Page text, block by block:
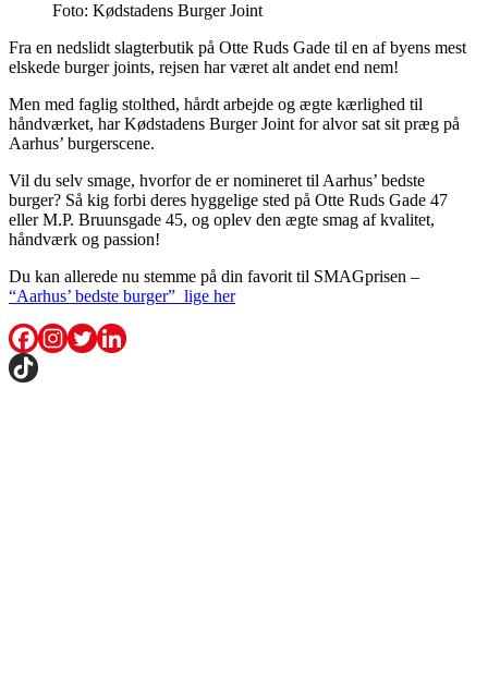
Foto: Kødstadens Burger Joint
Fra en nedslidt slagterbutik på Otte Ruds Gade til en af byens mest
elskede burger joints, rejsen har været alt andet end nem!
Men med faglig stolthed, hårdt arbejde og ægte kærlighed til
håndværket, har Kødstadens Burger Joint for alvor sat sit præg på
Aarhus’ burgerscene.
Vil du selv smage, hvorfor de er nomineret til Aarhus’ bedste
burger? Så kig forbi deres hyggelige sted på Otte Ruds Gade 47
eller M.P. Bruunsgade 45, og oplev den ægte smag af kvalitet,
håndværk og passion!
Du kan allerede nu stemme på din favorit til SMAGprisen –
“Aarhus’ bedste burger” lige her